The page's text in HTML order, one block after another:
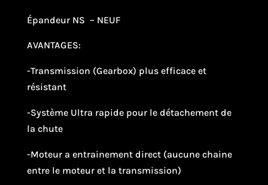
Épandeur NS – NEUF
AVANTAGES:
-Transmission (Gearbox) plus efficace et
résistant
-Système Ultra rapide pour le détachement de
la chute
-Moteur a entrainement direct (aucune chaine
entre le moteur et la transmission)